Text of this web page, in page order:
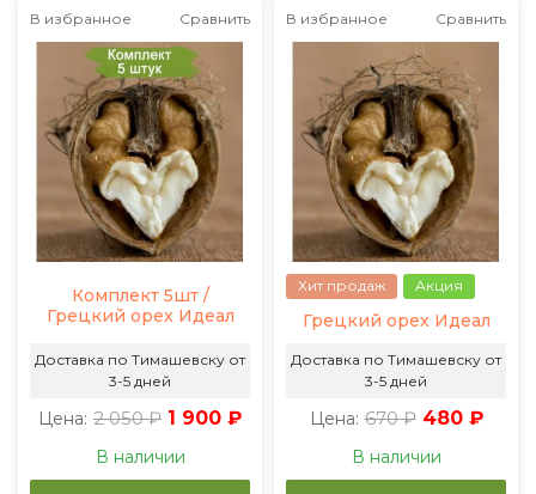
В избранное Сравнить
Комплект 5шт /
Грецкий орех Идеал
Доставка по Тимашевску от
3-5 дней
Цена: 2 050 ₽ 1 900 ₽
В наличии
В избранное Сравнить
Хит продаж Акция
Грецкий орех Идеал
Доставка по Тимашевску от
3-5 дней
Цена: 670 ₽ 480 ₽
В наличии